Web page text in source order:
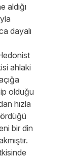
aldığı
dayalı
ahlaki
olduğu
hızla
bir din